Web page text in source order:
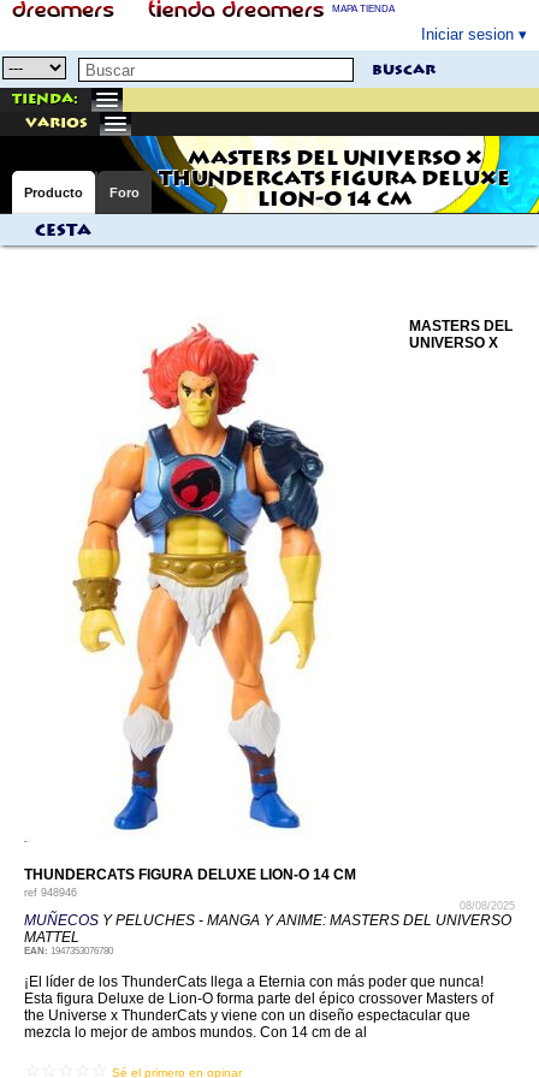
MAPA TIENDA
Iniciar sesion
buscar
Tienda:
varios
MASTERS DEL UNIVERSO X
THUNDERCATS FIGURA DELUXE
LION-O 14 CM
Producto Foro
Cesta
MASTERS DEL
UNIVERSO X
THUNDERCATS FIGURA DELUXE LION-O 14 CM
ref 948946
08/08/2025
MUÑECOS Y PELUCHES - MANGA Y ANIME: MASTERS DEL UNIVERSO
MATTEL
EAN: 1947353076780
¡El líder de los ThunderCats llega a Eternia con más poder que nunca!
Esta figura Deluxe de Lion-O forma parte del épico crossover Masters of
the Universe x ThunderCats y viene con un diseño espectacular que
mezcla lo mejor de ambos mundos. Con 14 cm de al
Sé el primero en opinar